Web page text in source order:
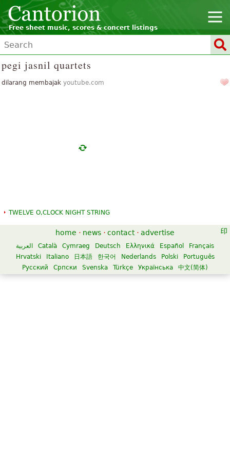
Free sheet music, scores & concert listings
pegi jasnil quartets
dilarang membajak youtube.com
TWELVE O,CLOCK NIGHT STRING
home · news · contact · advertise
العربية Català Cymraeg Deutsch Ελληνικά Español
Français
Hrvatski
Italiano 日本語 한국어 Nederlands Polski
Português
Русский
Српски Svenska Türkçe Українська 中文(简体)